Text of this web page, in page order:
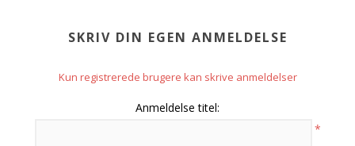
SKRIV DIN EGEN ANMELDELSE
Kun registrerede brugere kan skrive anmeldelser
Anmeldelse titel:
*